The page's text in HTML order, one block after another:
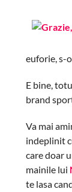
euforie, s-
E bine,
brand
Va mai
indeplinit
care doar
mainile lui
te lasa